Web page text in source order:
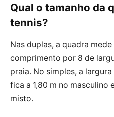
Qual o tamanho da
tennis?
Nas duplas, a quadra
comprimento por 8 de
praia. No simples, a
fica a 1,80 m no masculino
misto.